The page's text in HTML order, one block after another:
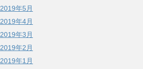
2019年5月
2019年4月
2019年3月
2019年2月
2019年1月